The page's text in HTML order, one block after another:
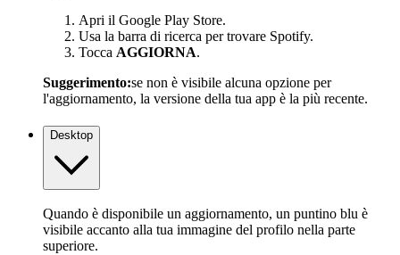
Apri il Google Play Store.
Usa la barra di ricerca per trovare Spotify.
Tocca AGGIORNA.
Suggerimento:se non è visibile alcuna opzione per
l'aggiornamento, la versione della tua app è la più recente.
Desktop
Quando è disponibile un aggiornamento, un puntino blu è
visibile accanto alla tua immagine del profilo nella parte
superiore.